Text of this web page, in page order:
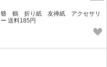
簪 鶴 折り紙 友禅紙 アクセサリ
ー 送料185円